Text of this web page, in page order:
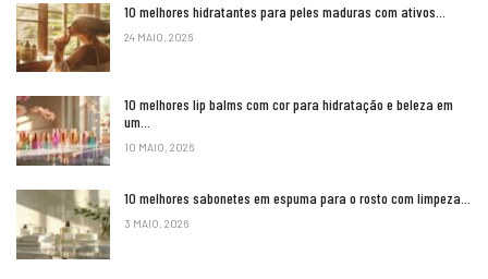
10 melhores hidratantes para peles maduras com ativos…
24 MAIO, 2026
10 melhores lip balms com cor para hidratação e beleza em
um…
10 MAIO, 2026
10 melhores sabonetes em espuma para o rosto com limpeza…
3 MAIO, 2026